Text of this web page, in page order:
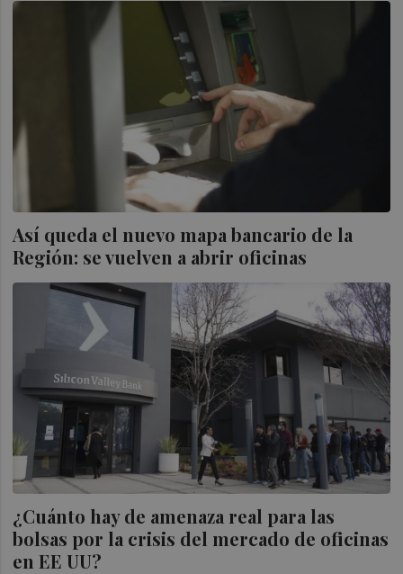
Así queda el nuevo mapa bancario de la
Región: se vuelven a abrir oficinas
¿Cuánto hay de amenaza real para las
bolsas por la crisis del mercado de oficinas
en EE UU?